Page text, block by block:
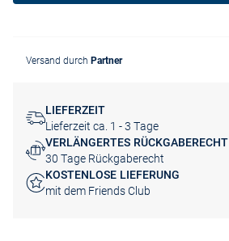
Versand durch Partner
LIEFERZEIT
Lieferzeit ca. 1 - 3 Tage
VERLÄNGERTES RÜCKGABERECHT
30 Tage Rückgaberecht
KOSTENLOSE LIEFERUNG
mit dem Friends Club